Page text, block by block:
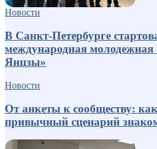
Новости
В Санкт-Петербурге
международная
Янцзы»
Новости
От анкеты к сообществу:
привычный сценарий